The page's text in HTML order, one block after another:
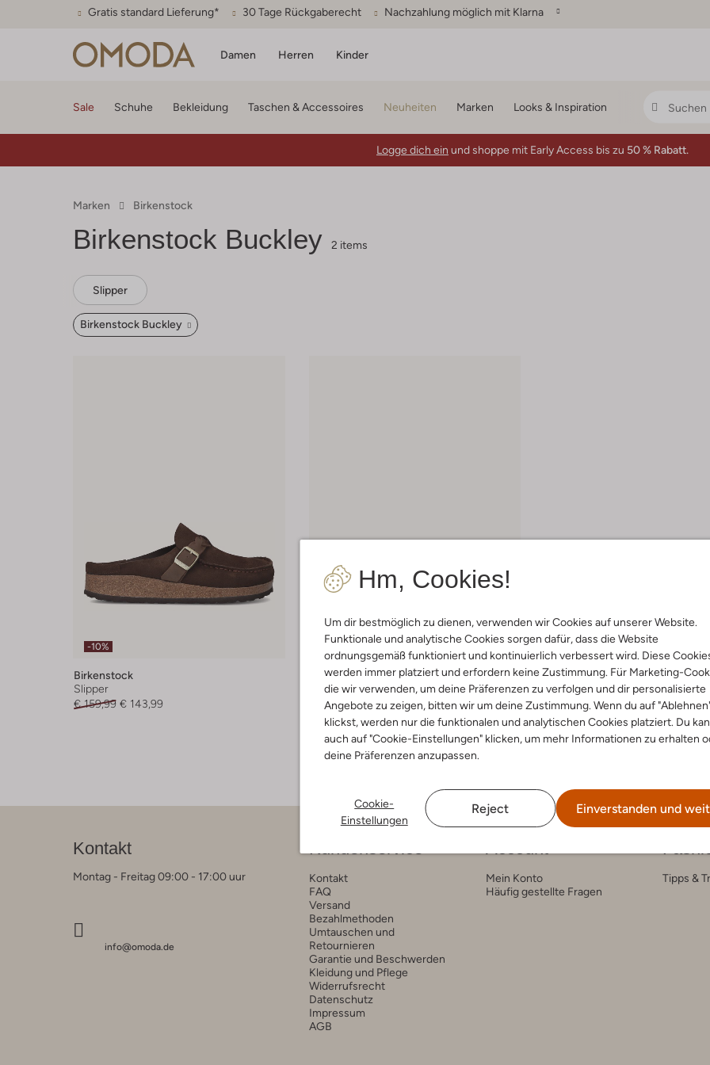
Gratis standard Lieferung* 30 Tage Rückgaberecht Nachzahlung möglich mit Klarna
Damen Herren Kinder
Hm, Cookies!
Um dir bestmöglich zu dienen, verwenden wir Cookies auf unserer Website.
Funktionale und analytische Cookies sorgen dafür, dass die Website
ordnungsgemäß funktioniert und kontinuierlich verbessert wird. Diese
werden immer platziert und erfordern keine Zustimmung. Für Marketing-
die wir verwenden, um deine Präferenzen zu verfolgen und dir personalisierte
Angebote zu zeigen, bitten wir um deine Zustimmung. Wenn du auf
klickst, werden nur die funktionalen und analytischen Cookies platziert. Du
auch auf "Cookie-Einstellungen" klicken, um mehr Informationen zu erhalten
deine Präferenzen anzupassen.
Cookie-
Einstellungen
Reject Einverstanden und
Sale Schuhe Bekleidung Taschen & Accessoires Neuheiten Marken Looks & Inspiration
Logge dich ein und shoppe mit Early Access bis zu 50 % Rabatt.
Marken Birkenstock
Birkenstock Buckley 2 items
Slipper
Birkenstock Buckley
-10%
Birkenstock
Slipper
€ 159,99 € 143,99
-10%
Birkenstock
Slipper
€ 149,99 € 134,99
Kontakt
Montag - Freitag 09:00 - 17:00 uur
info@omoda.de
Kundenservice
Kontakt
FAQ
Versand
Bezahlmethoden
Umtauschen und
Retournieren
Garantie und Beschwerden
Kleidung und Pflege
Widerrufsrecht
Datenschutz
Impressum
AGB
Account
Mein Konto
Häufig gestellte Fragen
Tipps &